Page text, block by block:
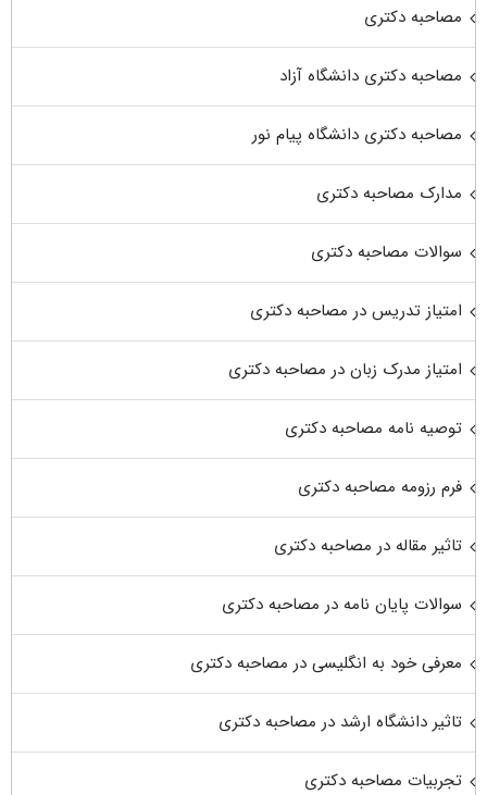
مصاحبه دکتری
مصاحبه دکتری دانشگاه آزاد
مصاحبه دکتری دانشگاه پیام نور
مدارک مصاحبه دکتری
سوالات مصاحبه دکتری
امتیاز تدریس در مصاحبه دکتری
امتیاز مدرک زبان در مصاحبه دکتری
توصیه نامه مصاحبه دکتری
فرم رزومه مصاحبه دکتری
تاثیر مقاله در مصاحبه دکتری
سوالات پایان نامه در مصاحبه دکتری
معرفی خود به انگلیسی در مصاحبه دکتری
تاثیر دانشگاه ارشد در مصاحبه دکتری
تجربیات مصاحبه دکتری